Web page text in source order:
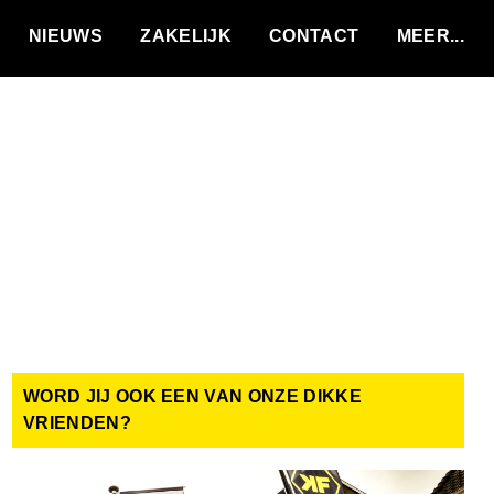
NIEUWS ZAKELIJK CONTACT
WORD JIJ OOK EEN VAN ONZE DIKKE
VRIENDEN?